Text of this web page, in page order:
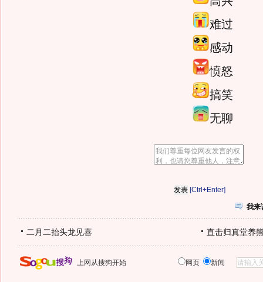
难过
感动
愤怒
搞笑
无聊
[Ctrl+Enter]
我来
二月二抬头龙见喜 直击归真堂养
上网从搜狗开始 网页 新闻